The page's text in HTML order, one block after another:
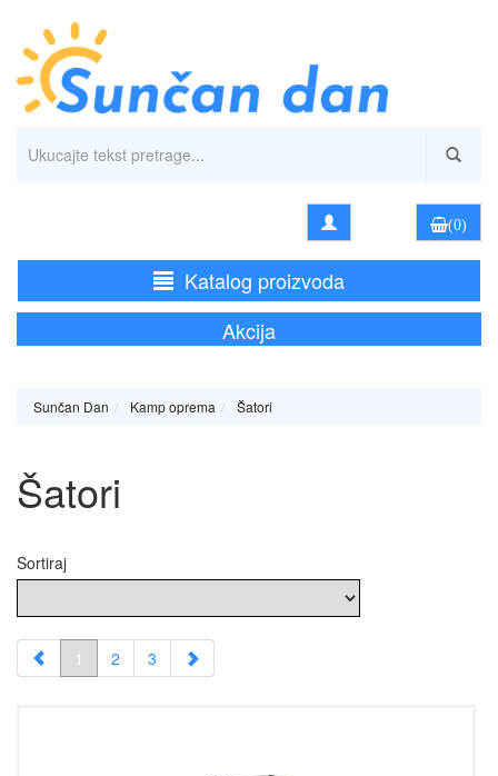
(0)
Katalog proizvoda
Akcija
Sunčan Dan Kamp oprema Šatori
Šatori
Sortiraj
1 2 3